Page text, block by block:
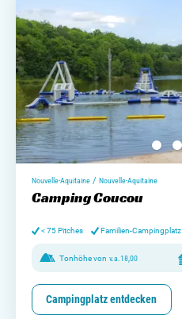
Nouvelle-Aquitaine / Nouvelle-Aquitaine
Camping Coucou
< 75 Pitches Familien-Campingplatz
Tonhöhe von v.a. 18,00
Campingplatz entdecken